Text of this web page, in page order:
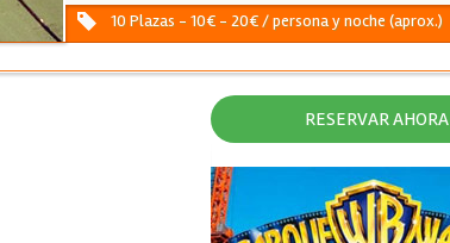
10 Plazas - 10€ - 20€ / persona y noche (aprox.)
RESERVAR AHORA